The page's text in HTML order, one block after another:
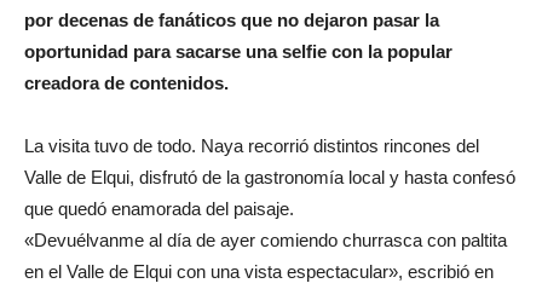
por decenas de fanáticos que no dejaron pasar la
oportunidad para sacarse una selfie con la popular
creadora de contenidos.
La visita tuvo de todo. Naya recorrió distintos rincones del
Valle de Elqui, disfrutó de la gastronomía local y hasta confesó
que quedó enamorada del paisaje.
«Devuélvanme al día de ayer comiendo churrasca con paltita
en el Valle de Elqui con una vista espectacular», escribió en